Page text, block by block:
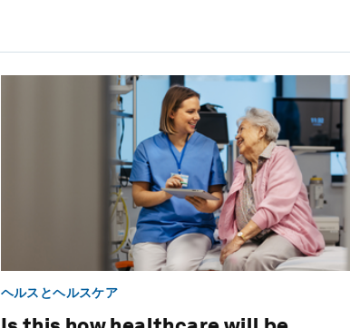
ヘルスとヘルスケア